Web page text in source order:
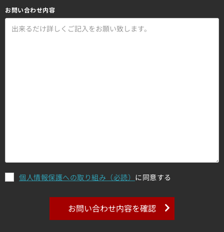
お問い合わせ内容
個人情報保護への取り組み（必読） に同意する